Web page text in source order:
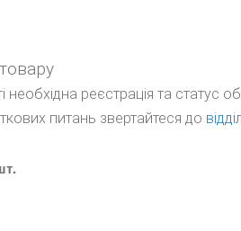
необхідна реєстрація та статус
питань звертайтеся до